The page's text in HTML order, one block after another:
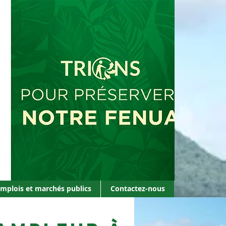
et marchés publics Contactez-nous
et marchés publics Contactez-nous